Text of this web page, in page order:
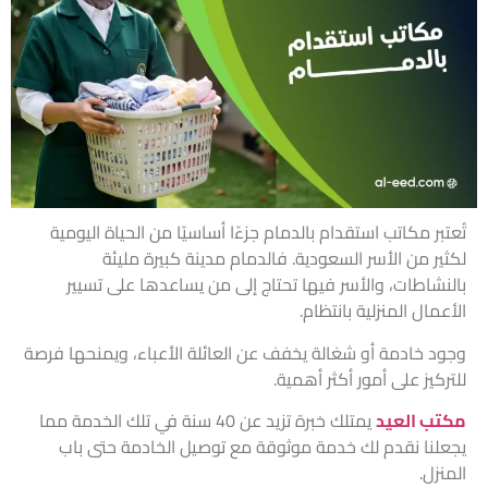
تُعتبر مكاتب استقدام بالدمام جزءًا أساسيًا من الحياة اليومية
لكثير من الأسر السعودية. فالدمام مدينة كبيرة مليئة
بالنشاطات، والأسر فيها تحتاج إلى من يساعدها على تسيير
الأعمال المنزلية بانتظام.
وجود خادمة أو شغالة يخفف عن العائلة الأعباء، ويمنحها فرصة
للتركيز على أمور أكثر أهمية.
مكتب العيد
يمتلك خبرة تزيد عن 40 سنة في تلك الخدمة مما
يجعلنا نقدم لك خدمة موثوقة مع توصيل الخادمة حتى باب
المنزل.